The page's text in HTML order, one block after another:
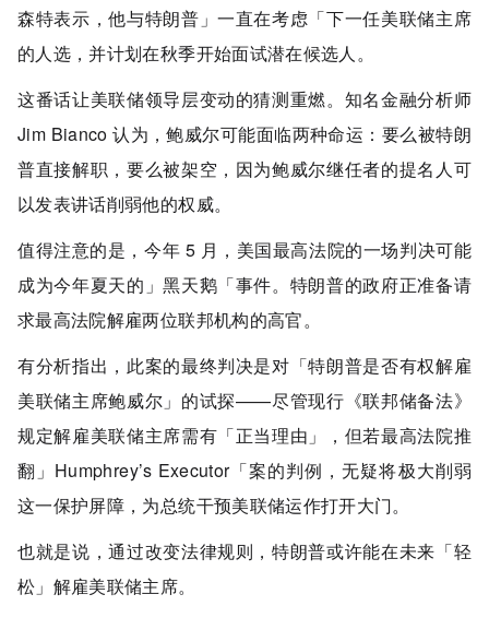
森特表示，他与特朗普」一直在考虑「下一任美联储主席
的人选，并计划在秋季开始面试潜在候选人。
这番话让美联储领导层变动的猜测重燃。知名金融分析师
Jim Bianco 认为，鲍威尔可能面临两种命运：要么被特朗
普直接解职，要么被架空，因为鲍威尔继任者的提名人可
以发表讲话削弱他的权威。
值得注意的是，今年 5 月，美国最高法院的一场判决可能
成为今年夏天的」黑天鹅「事件。特朗普的政府正准备请
求最高法院解雇两位联邦机构的高官。
有分析指出，此案的最终判决是对「特朗普是否有权解雇
美联储主席鲍威尔」的试探——尽管现行《联邦储备法》
规定解雇美联储主席需有「正当理由」，但若最高法院推
翻」Humphrey’s Executor「案的判例，无疑将极大削弱
这一保护屏障，为总统干预美联储运作打开大门。
也就是说，通过改变法律规则，特朗普或许能在未来「轻
松」解雇美联储主席。